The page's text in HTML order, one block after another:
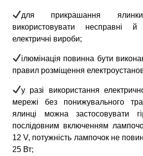
для прикрашання
використовувати несправні й
електричні вироби;
ілюмінація повинна бути
правил розміщення
у разі використання
мережі без понижувального
ялинці можна застосовувати
послідовним включенням
12 V, потужність лампочок не
25 Вт;